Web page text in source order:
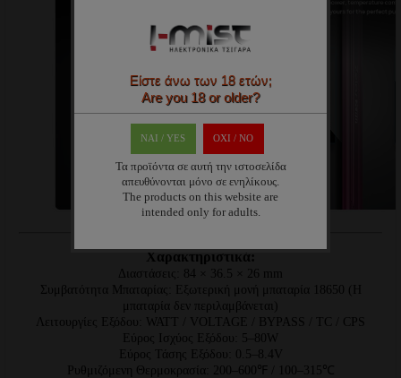
Χαρακτηριστικά:
Διαστάσεις: 84 × 36.5 × 26 mm
Συμβατότητα Μπαταρίας: Εξωτερική μονή μπαταρία 18650 (Η
μπαταρία δεν περιλαμβάνεται)
Λειτουργίες Εξόδου: WATT / VOLTAGE / BYPASS / TC / CPS
Εύρος Ισχύος Εξόδου: 5–80W
Εύρος Τάσης Εξόδου: 0.5–8.4V
Ρυθμιζόμενη Θερμοκρασία: 200–600℉ / 100–315℃
Είστε άνω των 18 ετών;
Are you 18 or older?
ΝΑΙ / YES OXI / ΝΟ
Τα προϊόντα σε αυτή την ιστοσελίδα
απευθύνονται μόνο σε ενηλίκους.
The products on this website are
intended only for adults.